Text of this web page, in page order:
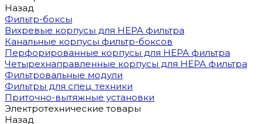
Назад
Фильтр-боксы
Вихревые корпусы для HEPA фильтра
Канальные корпусы фильтр-боксов
Перфорированные корпусы для HEPA фильтра
Четырехнаправленные корпусы для HEPA фильтра
Фильтровальные модули
Фильтры для спец. техники
Приточно-вытяжные установки
Электротехнические товары
Назад